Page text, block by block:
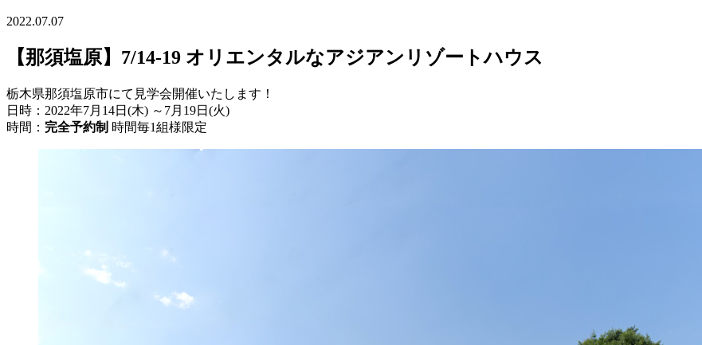
2022.07.07
【那須塩原】7/14-19 オリエンタルなアジアンリゾートハウス
栃木県那須塩原市にて見学会開催いたします！
日時：2022年7月14日(木) ～7月19日(火)
時間： 完全予約制 時間毎1組様限定